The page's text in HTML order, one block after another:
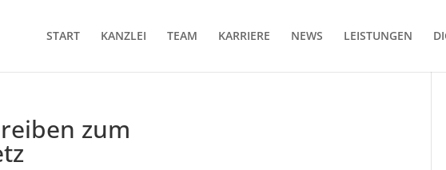
START KANZLEI TEAM KARRIERE NEWS LEISTUNGEN
zum